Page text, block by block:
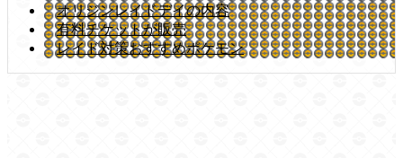
オリジンレイドデイの内容
有料チケットが販売
レイド対策おすすめポケモン